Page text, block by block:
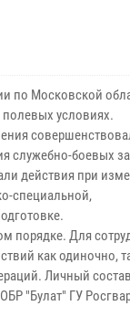
по Московской
условиях.
служебно-боевых
действия при
специальной,
порядке. Для
как одиночно,
Личный
"Булат" ГУ